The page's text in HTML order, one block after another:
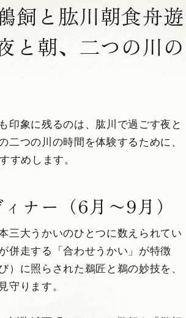
飼と肱川朝食舟遊
朝、二つの川の
印象に残るのは、肱川で過ごす夜と
二つの川の時間を体験するために、
すめします。
ナー（6月〜9月）
三大うかいのひとつに数えられてい
併走する「合わせうかい」が特徴
）に照らされた鵜匠と鵜の妙技を、
守ります。